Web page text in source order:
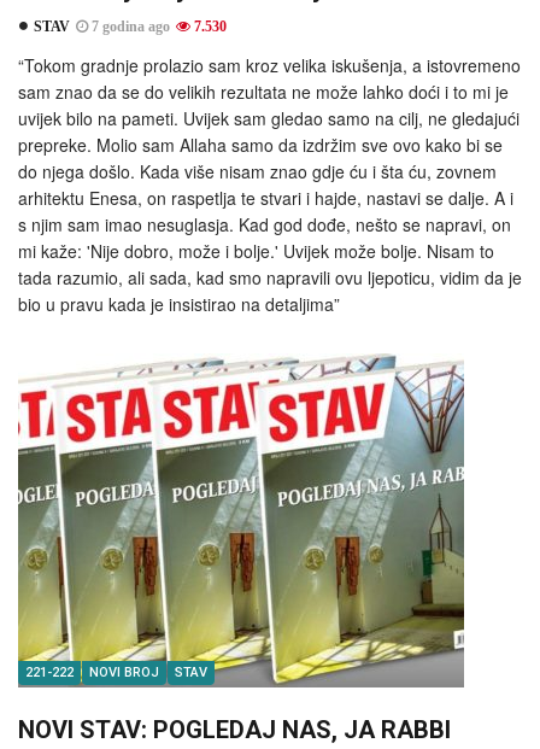
STAV 7 godina ago 7.530
“Tokom gradnje prolazio sam kroz velika iskušenja, a istovremeno
sam znao da se do velikih rezultata ne može lahko doći i to mi je
uvijek bilo na pameti. Uvijek sam gledao samo na cilj, ne gledajući
prepreke. Molio sam Allaha samo da izdržim sve ovo kako bi se
do njega došlo. Kada više nisam znao gdje ću i šta ću, zovnem
arhitektu Enesa, on raspetlja te stvari i hajde, nastavi se dalje. A i
s njim sam imao nesuglasja. Kad god dođe, nešto se napravi, on
mi kaže: 'Nije dobro, može i bolje.' Uvijek može bolje. Nisam to
tada razumio, ali sada, kad smo napravili ovu ljepoticu, vidim da je
bio u pravu kada je insistirao na detaljima”
221-222 NOVI BROJ STAV
NOVI STAV: POGLEDAJ NAS, JA RABBI